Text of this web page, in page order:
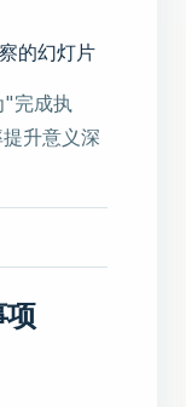
的幻灯片
"完成执
升意义深
项